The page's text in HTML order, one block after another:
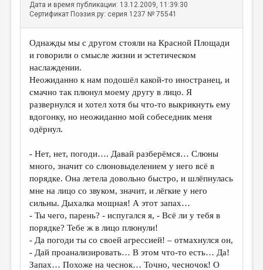
ЛИТСАЛОН
ПРАВИЛА САЙТА
ОТДЕЛЫ И РУБРИКИ
ИЗБРАННОЕ
ДАЙДЖЕСТ
ПЕРЕВОДЫ
КОНКУРСЫ
ДЕТСКАЯ КОМНАТА
КНИЖНАЯ ПОЛКА
ОБЗОР ЛИТЕРАТУРЫ
СТРАНИЦЫ ПАМЯТИ
Дата и время публикации: 13.12.2009, 11:39:30
Сертификат Поэзия.ру: серия 1237 № 75541
Однажды мы с другом стояли на Красной Площади
и говорили о смысле жизни и эстетическом
наслаждении.
Неожиданно к нам подошёл какой-то иностранец, и
смачно так плюнул моему другу в лицо. Я
развернулся и хотел хотя бы что-то выкрикнуть ему
вдогонку, но неожиданно мой собеседник меня
одёрнул.
- Нет, нет, погоди…. Давай разберёмся… Слюны
много, значит со слюновыделением у него всё в
порядке. Она летела довольно быстро, и шлёпнулась
мне на лицо со звуком, значит, и лёгкие у него
сильны. Дыхалка мощная! А этот запах…
- Ты чего, парень? - испугался я, - Всё ли у тебя в
порядке? Тебе ж в лицо плюнули!
- Да погоди ты со своей агрессией! – отмахнулся он,
- Дай проанализировать… В этом что-то есть… Да!
Запах… Похоже на чеснок… Точно, чесночок! О